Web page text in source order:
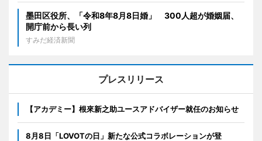
墨田区役所、「令和8年8月8日婚」 300人超が婚姻届、
開庁前から長い列
すみだ経済新聞
プレスリリース
【アカデミー】根來新之助ユースアドバイザー就任のお知らせ
8月8日「LOVOTの日」新たな公式コラボレーションが登